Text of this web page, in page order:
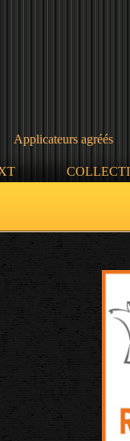
Applicateurs agréés